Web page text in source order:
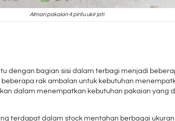
Almari pakaian 4 pintu ukir jati
dengan bagian sisi dalam terbagi menjadi
rak ambalan untuk kebutuhan
dalam menempatkan kebutuhan pakaian yang
terdapat dalam stock mentahan berbagai